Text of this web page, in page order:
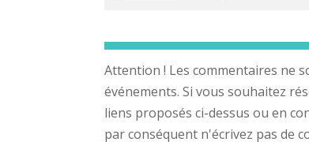
Attention ! Les commentaires ne
événements. Si vous souhaitez
liens proposés ci-dessus ou en
par conséquent n'écrivez pas de